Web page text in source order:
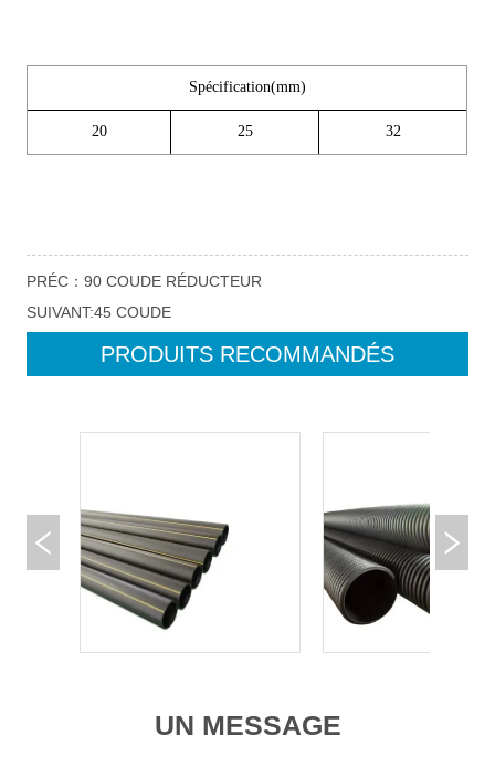
PRÉC：90 COUDE RÉDUCTEUR
SUIVANT:45 COUDE
PRODUITS RECOMMANDÉS
UN MESSAGE